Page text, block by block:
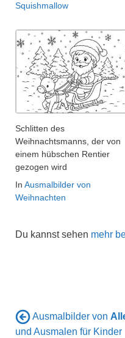
Squishmallow
Schlitten des
Weihnachtsmanns, der von
einem hübschen Rentier
gezogen wird
In Ausmalbilder von
Weihnachten
Du kannst sehen mehr
Ausmalbilder von
und Ausmalen für Kinder